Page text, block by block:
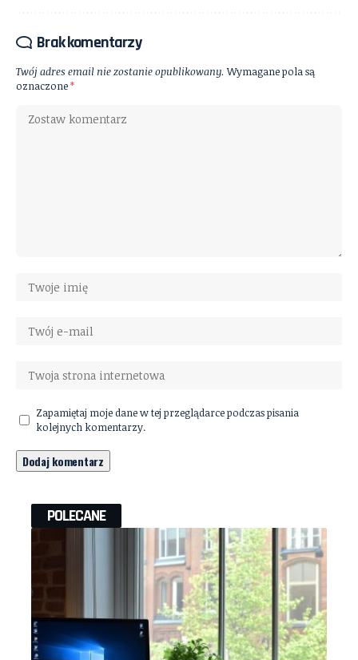
Brak komentarzy
Twój adres email nie zostanie opublikowany. Wymagane pola są
oznaczone*
Zapamiętaj moje dane w tej przeglądarce podczas pisania
kolejnych komentarzy.
POLECANE